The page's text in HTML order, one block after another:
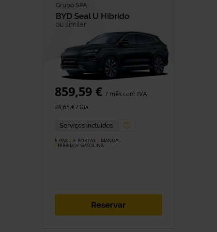
Grupo SPA
BYD Seal U Hibrido
ou similar
859,59 € / mês com IVA
28,65 € / Dia
Serviços incluídos
5 PAX 5 PORTAS MANUAL
HÍBRIDO/ GASOLINA
Reservar